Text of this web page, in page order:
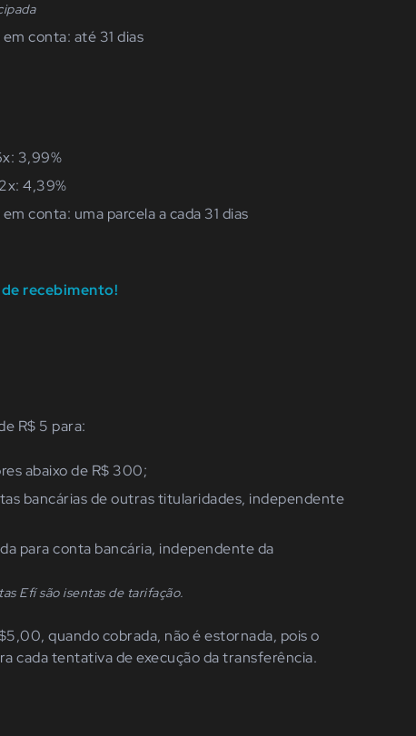
conta: até 31 dias
3,99%
4,39%
conta: uma parcela a cada 31 dias
recebimento!
R$ 5 para:
abaixo de R$ 300;
bancárias de outras titularidades, independente
para conta bancária, independente da
Efí são isentas de tarifação.
quando cobrada, não é estornada, pois o
cada tentativa de execução da transferência.